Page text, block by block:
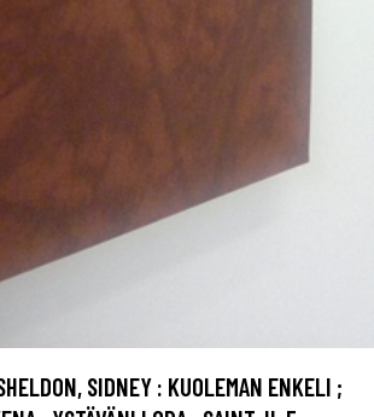
SIDNEY : KUOLEMAN ENKELI ;